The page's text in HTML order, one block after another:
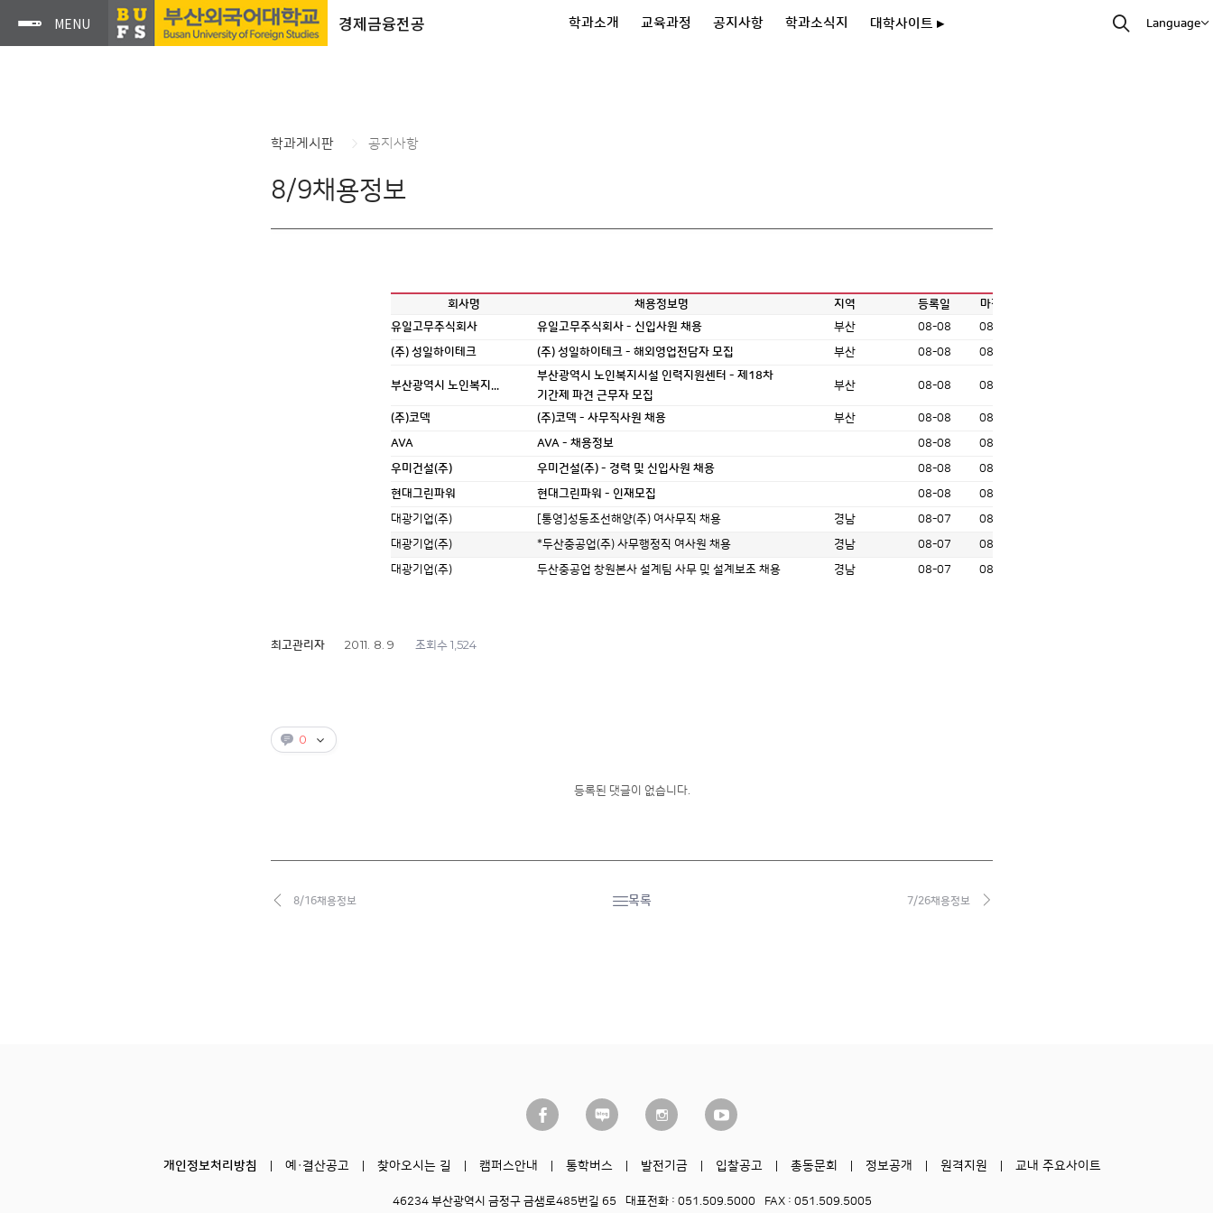
경제금융전공 학과소개 교육과정 공지사항 학과소식지 대학사이트 ▸ Language
학과게시판 공지사항
8/9채용정보
회사명 채용정보명 지역 등록일
마감일
유일고무주식회사
유일고무주식회사 - 신입사원 채용 부산 08-08
08-20
(주) 성일하이테크
(주) 성일하이테크 - 해외영업전담자 모집 부산 08-08 08-12
부산광역시 노인복지...
부산광역시 노인복지시설 인력지원센터 - 제18차
기간제 파견 근무자 모집
부산 08-08 08-19
(주)코덱 (주)코덱 - 사무직사원 채용 부산 08-08
08-19
AVA
AVA - 채용정보 08-08
08-13
우미건설(주)
우미건설(주) - 경력 및 신입사원 채용 08-08
08-17
현대그린파워
현대그린파워 - 인재모집 08-08
08-19
대광기업(주)
[통영]성동조선해양(주) 여사무직 채용 경남 08-07
08-10
대광기업(주)
*두산중공업(주) 사무행정직 여사원 채용 경남 08-07
08-10
대광기업(주)
두산중공업 창원본사 설계팀 사무 및 설계보조 채용 경남 08-07 08-10
최고관리자 2011. 8. 9 조회수 1,524
0
등록된 댓글이 없습니다.
8/16채용정보 목록 7/26채용정보
개인정보처리방침 예·결산공고 찾아오시는 길 캠퍼스안내 통학버스 발전기금 입찰공고 총동문회 정보공개 원격지원 교내 주요사이트
46234 부산광역시 금정구 금샘로485번길 65 대표전화 : 051.509.5000
FAX : 051.509.5005